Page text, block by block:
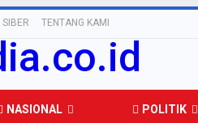
TENTANG KAMI
NASIONAL POLITIK